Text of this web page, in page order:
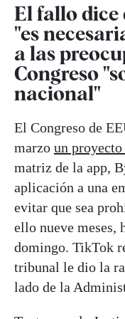
El fallo dice
"es
a las
Congreso
nacional"
El Congreso de
marzo un
matriz de la app,
aplicación a una
evitar que sea
ello nueve meses,
domingo. TikTok
tribunal le dio la
lado de la